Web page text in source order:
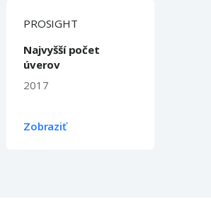
PROSIGHT
Najvyšší počet
úverov
2017
Zobraziť